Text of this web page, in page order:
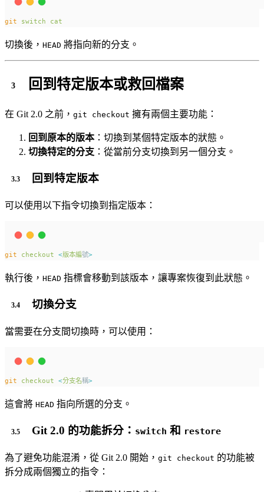
git switch cat
切換後， HEAD 將指向新的分支。
回到特定版本或救回檔案
在 Git 2.0 之前， git checkout 擁有兩個主要功能：
回到原本的版本：切換到某個特定版本的狀態。
切換特定的分支 ：從當前分支切換到另一個分支。
回到特定版本
可以使用以下指令切換到指定版本：
git checkout <版本編號>
執行後， HEAD 指標會移動到該版本，讓專案恢復到此狀態。
切換分支
當需要在分支間切換時，可以使用：
git checkout <分支名稱>
這會將 HEAD 指向所選的分支。
Git 2.0 的功能拆分： switch 和 restore
為了避免功能混淆，從 Git 2.0 開始， git checkout 的功能被
拆分成兩個獨立的指令：